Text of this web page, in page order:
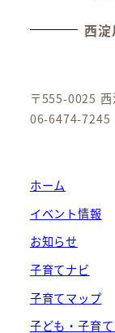
西
〒555-0025
06-6474-7245
ホーム
イベント情報
お知らせ
子育てナビ
子育てマップ
子ども・子育